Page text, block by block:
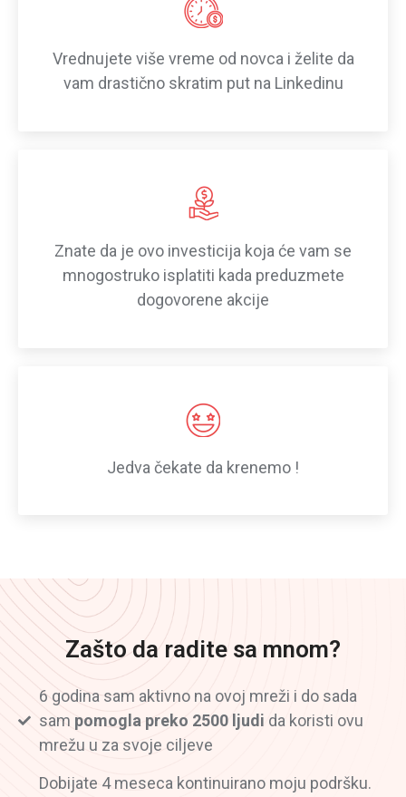
Vrednujete više vreme od novca i želite da
vam drastično skratim put na Linkedinu
Znate da je ovo investicija koja će vam se
mnogostruko isplatiti kada preduzmete
dogovorene akcije
Jedva čekate da krenemo !
Zašto da radite sa mnom?
6 godina sam aktivno na ovoj mreži i do sada
sam pomogla preko 2500 ljudi da koristi ovu
mrežu u za svoje ciljeve
Dobijate 4 meseca kontinuirano moju podršku.